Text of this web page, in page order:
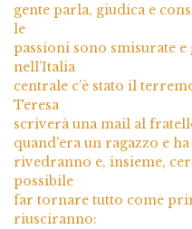
gente parla, giudica e
le
passioni sono smisurate
nell’Italia
centrale c’è stato il
Teresa
scriverà una mail al
quand’era un ragazzo e
rivedranno e, insieme,
possibile
far tornare tutto come
riusciranno: